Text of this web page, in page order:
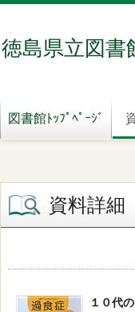
徳島県立図
図書館ﾄｯﾌﾟﾍﾟｰｼﾞ
資料詳細
１０代